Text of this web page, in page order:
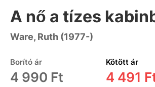
A nő a tízes
Ware, Ruth (1977-)
Borító ár
4 990 Ft
Kötött ár
4 491